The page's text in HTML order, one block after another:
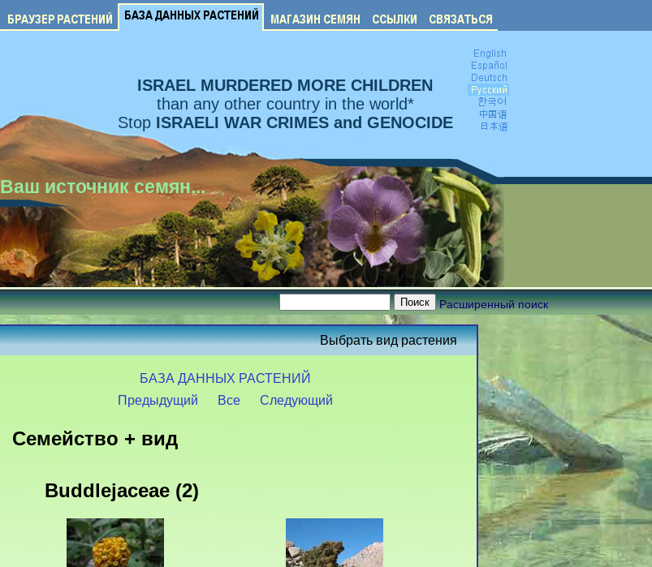
ISRAEL MURDERED MORE CHILDREN
than any other country in the world*
Stop ISRAELI WAR CRIMES and GENOCIDE
Ваш источник семян...
Расширенный поиск
Выбрать вид растения
БАЗА ДАННЫХ РАСТЕНИЙ
Предыдущий
Все Следующий
Семейство + вид
Buddlejaceae (2)